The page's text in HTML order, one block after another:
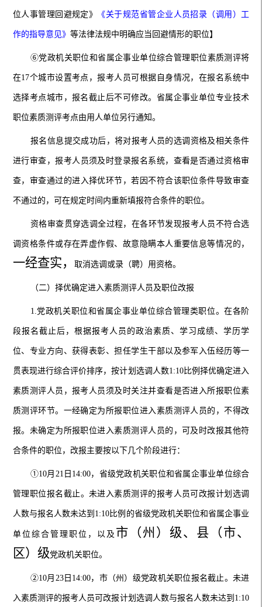
位人事管理回避规定》 《关于规范省管企业人员招录（调用）工
作的指导意见》 等法律法规中明确应当回避情形的职位】
⑥党政机关职位和省属企事业单位综合管理职位素质测评将
在17个城市设置考点，报考人员可根据自身情况， 在报名系统中
选择考点城市，报名截止后不可修改。 省属企事业单位专业技术
职位素质测评考点由用人单位另行通知。
报名信息提交成功后，将对报考人员的选调资格及相关条件
进行审查，报考人员须及时登录报名系统，查看是否通过资格审
查， 审查通过的进入择优环节，若因不符合该职位条件导致审查
不通过的，可在规定时间内重新填报符合条件的职位。
资格审查贯穿选调全过程，在各环节发现报考人员不符合选
调资格条件或存在弄虚作假、故意隐瞒本人重要信息等情况的，
一经查实， 取消选调或录（聘）用资格。
（二）择优确定进入素质测评人员及职位改报
1.党政机关职位和省属企事业单位综合管理类职位。在各阶
段报名截止后，根据报考人员的政治素质、学习成绩、学历学
位、专业方向、获得表彰、担任学生干部以及参军入伍经历等一
贯表现进行综合评价排序，按计划选调人数1:10比例择优确定进入
素质测评人员，报考人员须及时关注并查看是否进入所报职位素
质测评环节。一经确定为所报职位进入素质测评人员的，不得改
报。未确定为所报职位进入素质测评人员的，可及时改报其他符
合条件的职位，改报主要按以下几个阶段进行：
①10月 21 日14:00，省级党政机关职位和省属企事业单位综合
管理职位报名截止。未进入素质测评的报考人员可改报计划选调
人数与报名人数未达到1:10比例的省级党政机关职位和省属企事业
单位 综合管理职位 ，以及 市（州）级、 县 （市、
区） 级党政机关职位。
②10月 23日14:00，市（州）级党政机关职位报名截止。未进
入素质测评的报考人员可改报计划选调人数与报名人数未达到1:10